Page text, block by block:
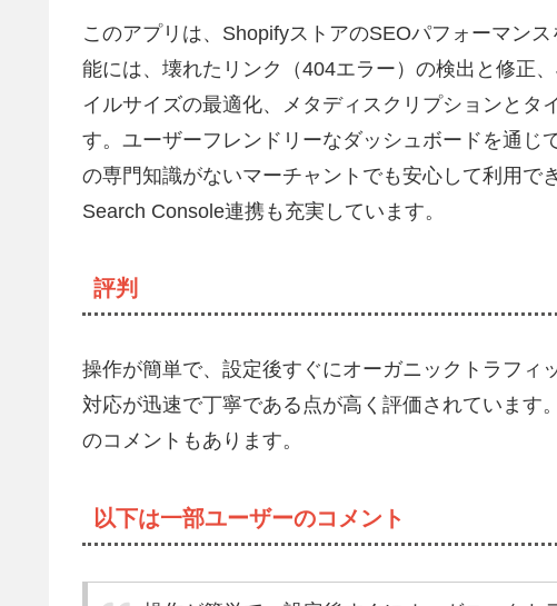
このアプリは、ShopifyストアのSEOパフォーマン
能には、壊れたリンク（404エラー）の検出と修正
イルサイズの最適化、メタディスクリプションとタ
す。ユーザーフレンドリーなダッシュボードを通じ
の専門知識がないマーチャントでも安心して利用で
Search Console連携も充実しています。
評判
操作が簡単で、設定後すぐにオーガニックトラフィ
対応が迅速で丁寧である点が高く評価されています
のコメントもあります。
以下は一部ユーザーのコメント